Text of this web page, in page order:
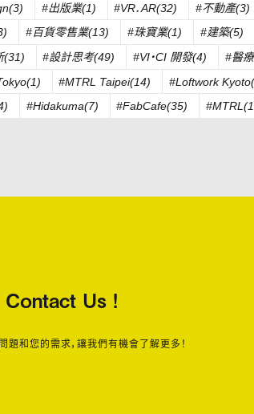
#出版業(1) #VR．AR(32) #不動產(3)
#百貨零售業(13) #珠寶業(1) #建築(5)
(31) #設計思考(49) #VI・CI 開發(4) #醫
#MTRL Taipei(14) #Loftwork
#Hidakuma(7) #FabCafe(35)
Contact Us !
題和您的需求，讓我們有機會了解更多！